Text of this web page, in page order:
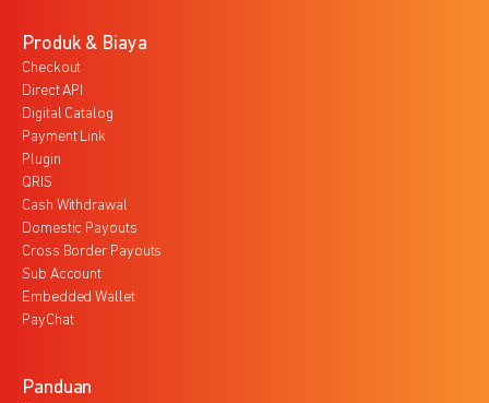
Produk & Biaya
Checkout
Direct API
Digital Catalog
Payment Link
Plugin
QRIS
Cash Withdrawal
Domestic Payouts
Cross Border Payouts
Sub Account
Embedded Wallet
PayChat
Panduan